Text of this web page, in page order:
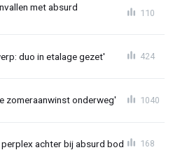
met absurd
110
duo in etalage gezet' 424
zomeraanwinst onderweg' 1040
achter bij absurd bod 168